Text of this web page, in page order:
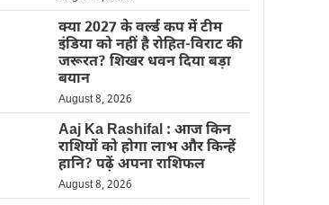
क्या 2027 के वर्ल्ड कप में टीम
इंडिया को नहीं है रोहित-विराट की
जरूरत? शिखर धवन दिया बड़ा
बयान
August 8, 2026
Aaj Ka Rashifal : आज किन
राशियों को होगा लाभ और किन्हें
हानि? पढ़ें अपना राशिफल
August 8, 2026